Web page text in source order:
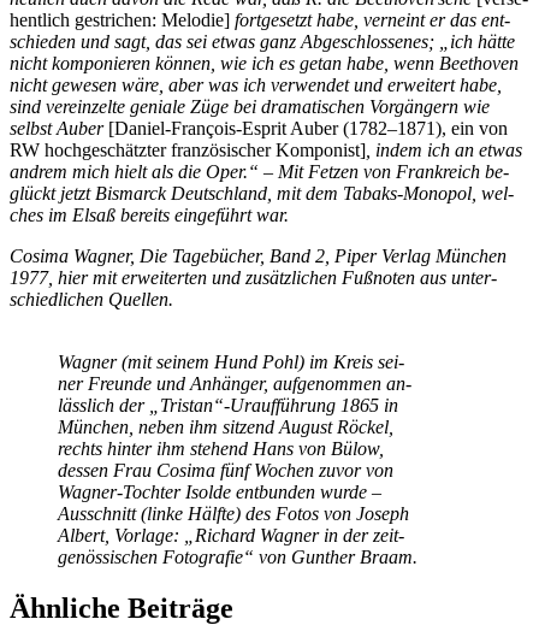
hent­lich ge­stri­chen: Me­lo­die] fort­ge­setzt habe, ver­neint er das ent­
schie­den und sagt, das sei et­was ganz Ab­ge­schlos­se­nes; „ich hät­te
nicht kom­po­nie­ren kön­nen, wie ich es ge­tan habe, wenn Beet­ho­ven
nicht ge­we­sen wäre, aber was ich ver­wen­det und er­wei­tert habe,
sind ver­ein­zel­te ge­nia­le Züge bei dra­ma­ti­schen Vor­gän­gern wie
selbst Au­ber [Da­ni­el-Fran­çois-Es­prit Au­ber (1782–1871), ein von
RW hoch­ge­schätz­ter fran­zö­si­scher Kom­po­nist] , in­dem ich an et­was
and­rem mich hielt als die Oper.“ – Mit Fet­zen von Frank­reich be­
glückt jetzt Bis­marck Deutsch­land, mit dem Ta­baks-Mo­no­pol, wel­
ches im El­saß be­reits ein­ge­führt war.
Co­si­ma Wag­ner, Die Ta­ge­bü­cher, Band 2, Pi­per Ver­lag Mün­chen
1977, hier mit er­wei­ter­ten und zu­sätz­li­chen Fuß­no­ten aus un­ter­
schied­li­chen Quellen.
Wag­ner (mit sei­nem Hund Pohl) im Kreis sei­
ner Freun­de und An­hän­ger, auf­ge­nom­men an­
läss­lich der „Tristan“-Uraufführung 1865 in
Mün­chen, ne­ben ihm sit­zend Au­gust Rö­ckel,
rechts hin­ter ihm ste­hend Hans von Bülow,
des­sen Frau Co­si­ma fünf Wo­chen zu­vor von
Wag­ner-Toch­ter Isol­de ent­bun­den wur­de –
Aus­schnitt (lin­ke Hälf­te) des Fo­tos von Jo­seph
Al­bert, Vor­la­ge: „Ri­chard Wag­ner in der zeit­
ge­nös­si­schen Fo­to­gra­fie“ von Gun­ther Braam.
Ähnliche Beiträge